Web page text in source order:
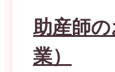
助産師
業）